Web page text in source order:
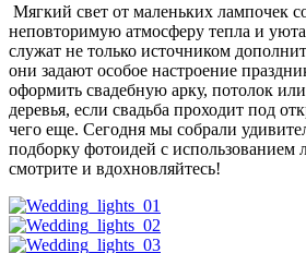
Мягкий свет от маленьких лампочек
неповторимую атмосферу тепла и
служат не только источником
они задают особое настроение
оформить свадебную арку, потолок
деревья, если свадьба проходит под
чего еще. Сегодня мы собрали
подборку фотоидей с использованием
смотрите и вдохновляйтесь!